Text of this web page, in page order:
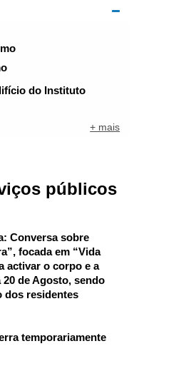
do Instituto
+ mais
públicos
Conversa sobre
focada em “Vida
activar o corpo e a
de Agosto, sendo
dos residentes
temporariamente